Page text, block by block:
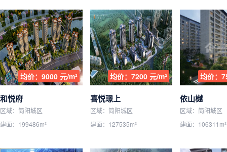
均价：9000 元/m²
和悦府
区域：简阳城区
建面：199486m²
均价：7200 元/m²
喜悦璟上
区域：简阳城区
建面：127535m²
均价：
依山樾
区域：简阳城区
建面：106311m²